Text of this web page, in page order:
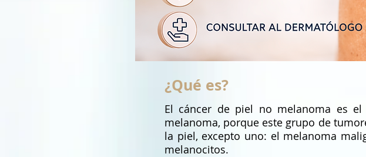
¿Qué es?
El cáncer de piel no melanoma es
melanoma, porque este grupo de
la piel, excepto uno: el melanoma
melanocitos.